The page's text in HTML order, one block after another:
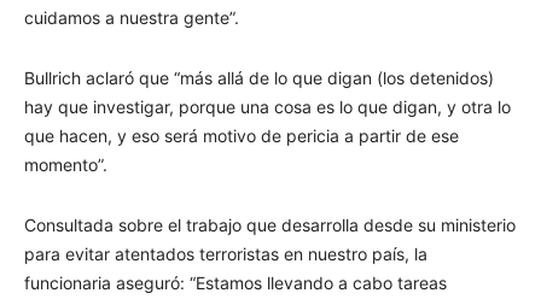
cuidamos a nuestra gente”.
Bullrich aclaró que “más allá de lo que digan (los detenidos)
hay que investigar, porque una cosa es lo que digan, y otra lo
que hacen, y eso será motivo de pericia a partir de ese
momento”.
Consultada sobre el trabajo que desarrolla desde su ministerio
para evitar atentados terroristas en nuestro país, la
funcionaria aseguró: “Estamos llevando a cabo tareas